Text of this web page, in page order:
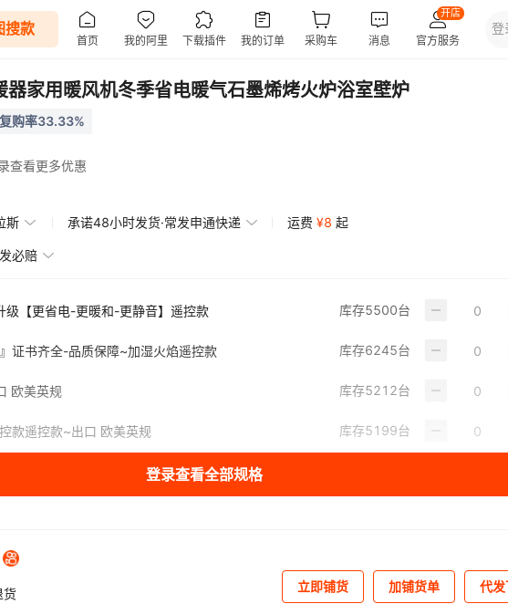
器家用暖风机冬季省电暖气石墨烯烤火炉浴室壁炉
购率33.33%
查看更多优惠
斯 承诺48小时发货·常发申通快递 运费 ¥8 起
必赔
级【更省电-更暖和-更静音】遥控款 库存5500台
』证书齐全-品质保障~加湿火焰遥控款 库存6245台
欧美英规 库存5212台
款遥控款~出口 欧美英规 库存5199台
登录查看全部规格
货 立即铺货 加铺货单 代